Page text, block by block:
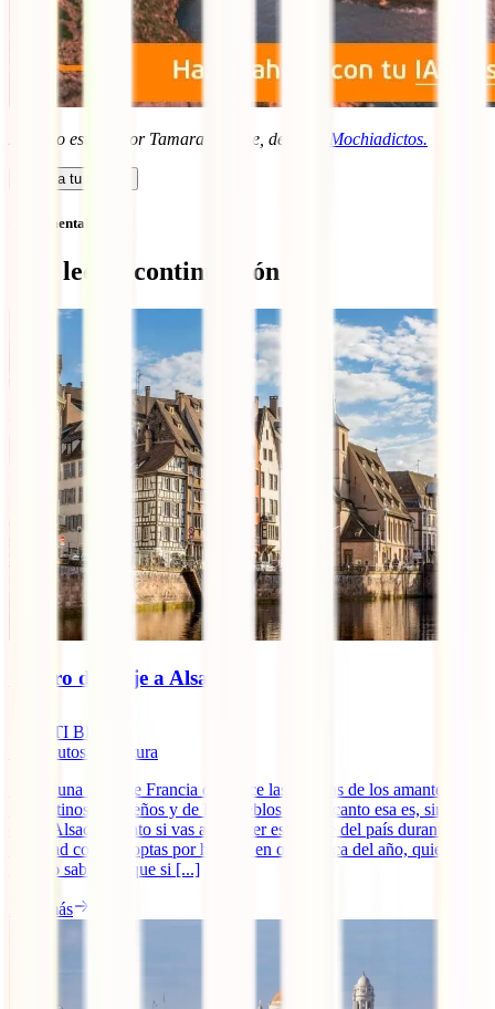
Artículo escrito por Tamara Seoane, del blog Mochiadictos.
Calcula tu seguro
Sin comentarios
Qué leer a continuación
Seguro de viaje a Alsacia
IATI Blog
minutos de lectura
Si hay una zona de Francia que hace las delicias de los amantes de
los destinos navideños y de los pueblos con encanto esa es, sin
duda, Alsacia. Tanto si vas a conocer esta parte del país durante la
Navidad como si optas por hacerlo en otra época del año, quieres
hacerlo sabiendo que si [...]
Leer más